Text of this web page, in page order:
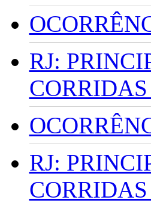
RJ:
RJ: